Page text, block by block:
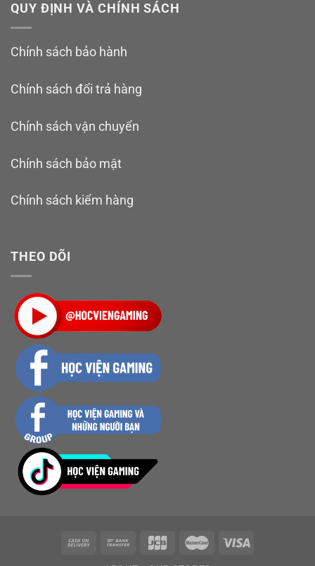
QUY ĐỊNH VÀ CHÍNH SÁCH
Chính sách bảo hành
Chính sách đổi trả hàng
Chính sách vận chuyển
Chính sách bảo mật
Chính sách kiểm hàng
THEO DÕI